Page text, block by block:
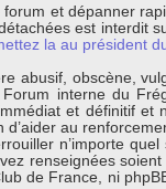
et dépanner
est
la au président
abusif, obscène,
interne du
et définitif et
d’aider au
n’importe
renseignées
de France, ni